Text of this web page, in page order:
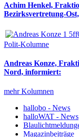
Achim Henkel,
Bezirksvertretung-
Polit-Kolumne
Andreas Konze,
Nord, informiert:
mehr Kolumnen
hallobo - News
halloWAT - News
Magazinbeiträge